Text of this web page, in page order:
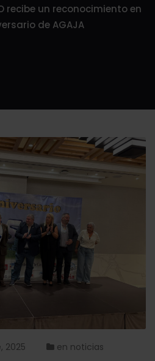
recibe un reconocimiento en
de AGAJA
2025 en noticias